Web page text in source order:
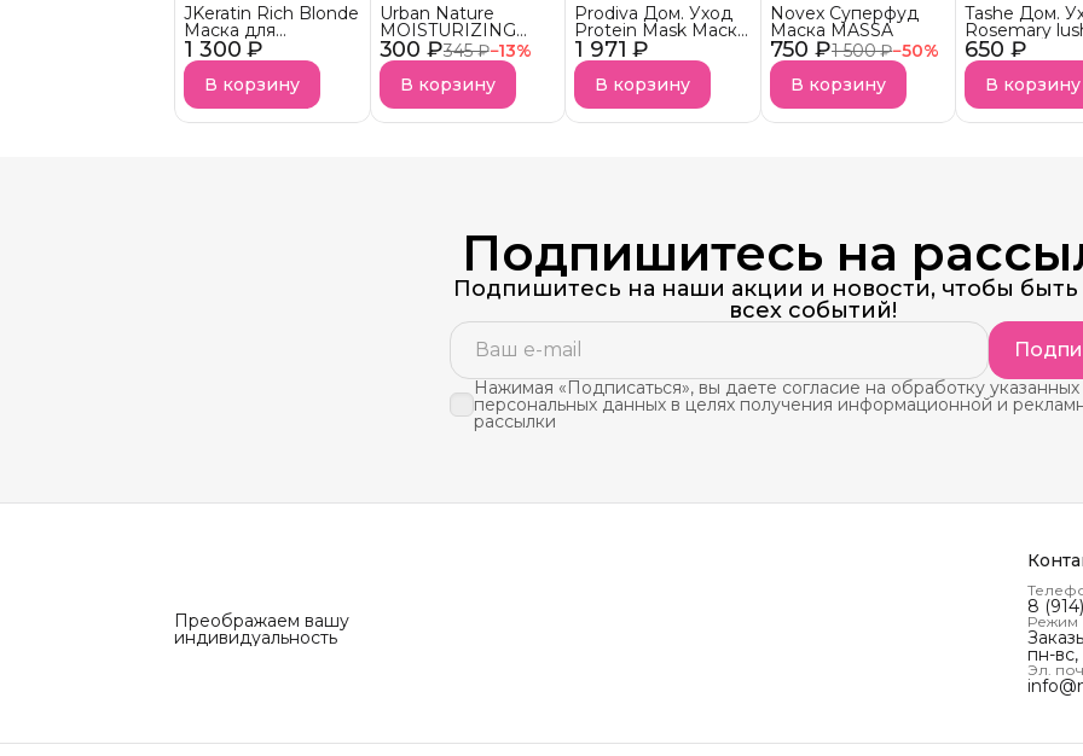
1 300 ₽
JKeratin Rich Blonde
Маска для
осветленных волос
Уход &
нейтрализация
желтизны СКОРО В
НАЛИЧИИ!
В корзину
300 ₽345 ₽−13%
Urban Nature
MOISTURIZING
Кондиционер
Увлажняющий
АКЦИЯ!
В корзину
1 971 ₽
Prodiva Дом. Уход
Protein Mask Маска
протеиновой
реконструкции для
сухих волос
В корзину
750 ₽1 500 ₽−50%
Novex Суперфуд
Маска MASSA
В корзину
650 ₽
Tashe Дом.
Rosemary
Маска для
кожи головы
В НАЛИЧИИ!
В корзину
Подпишитесь на
Подпишитесь на наши акции и новости, чтобы быть
всех событий!
Нажимая «Подписаться», вы даете согласие на обработку указанных
персональных данных в целях получения информационной и
рассылки
Преображаем вашу
индивидуальность
8
Режим
пн-
Эл.